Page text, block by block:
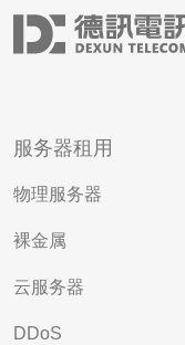
服务器租用
物理服务器
裸金属
云服务器
DDoS